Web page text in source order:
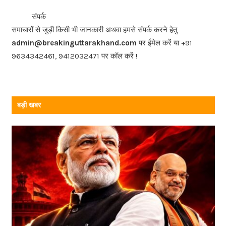
b
o
o
k
संपर्क
समाचारों से जुड़ी किसी भी जानकारी अथवा हमसे संपर्क करने हेतु
admin@breakinguttarakhand.com पर ईमेल करें या +91
9634342461, 9412032471 पर कॉल करें !
बड़ी खबर